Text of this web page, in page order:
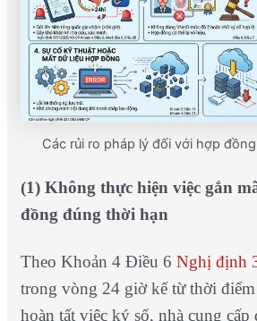
Các rủi ro pháp lý đối với hợp
(1) Không thực hiện việc gắn
đồng đúng thời hạn
Theo Khoản 4 Điều 6 Nghị định
trong vòng 24 giờ kể từ thời
hoàn tất việc ký số, nhà cung